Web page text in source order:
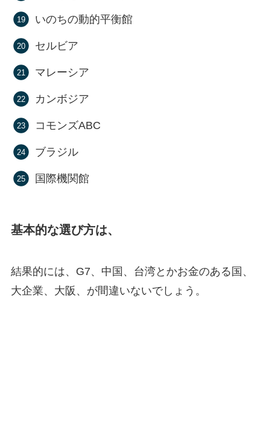
いのちの動的平衡館
セルビア
マレーシア
カンボジア
コモンズABC
ブラジル
国際機関館
基本的な選び方は、
結果的には、G7、中国、台湾とかお金のある国、
大企業、大阪、が間違いないでしょう。